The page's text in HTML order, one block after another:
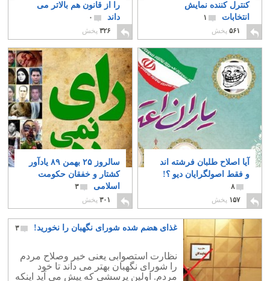
کنترل کننده نمایش
انتخابات
۱
۵۶۱ پخش
را از قانون هم بالاتر می
داند
۰
۳۲۶ پخش
آیا اصلاح طلبان فرشته اند
و فقط اصولگرایان دیو ؟!
۸
۱۵۷ پخش
سالروز ۲۵ بهمن ۸۹ یادآور
کشتار و خفقان حکومت
اسلامی
۳
۳۰۱ پخش
غذای هضم شده شورای نگهبان را نخورید! ۳
نظارت استصوابی یعنی خیر وصلاح مردم
را شورای نگهبان بهتر می داند تا خود
مردم. اولین پرسشی که پیش می آید اینکه